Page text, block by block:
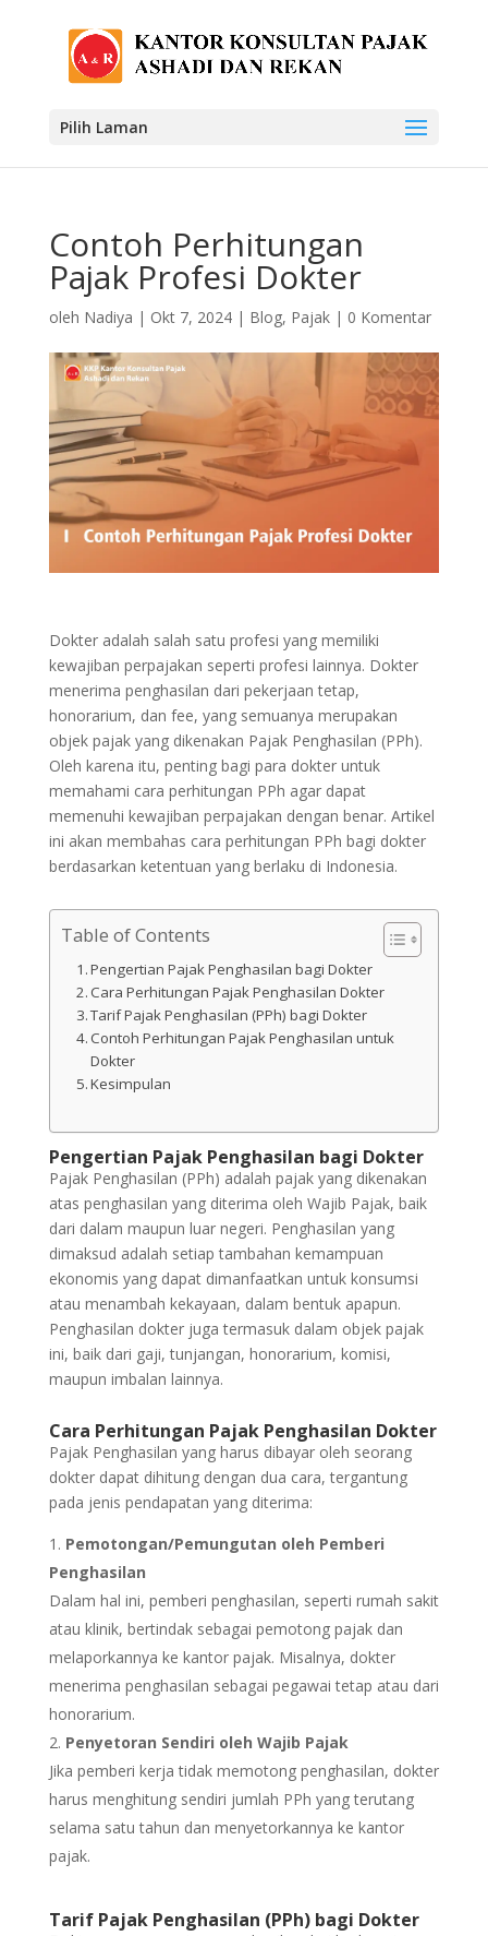
Pilih Laman
Contoh Perhitungan
Pajak Profesi Dokter
oleh Nadiya | Okt 7, 2024| Blog, Pajak| 0 Komentar
Dokter adalah salah satu profesi yang memiliki
kewajiban perpajakan seperti profesi lainnya. Dokter
menerima penghasilan dari pekerjaan tetap,
honorarium, dan fee, yang semuanya merupakan
objek pajak yang dikenakan Pajak Penghasilan (PPh).
Oleh karena itu, penting bagi para dokter untuk
memahami cara perhitungan PPh agar dapat
memenuhi kewajiban perpajakan dengan benar. Artikel
ini akan membahas cara perhitungan PPh bagi dokter
berdasarkan ketentuan yang berlaku di Indonesia.
Table of Contents
Pengertian Pajak Penghasilan bagi Dokter
Cara Perhitungan Pajak Penghasilan Dokter
Tarif Pajak Penghasilan (PPh) bagi Dokter
Contoh Perhitungan Pajak Penghasilan untuk
Dokter
Kesimpulan
Pengertian Pajak Penghasilan bagi Dokter
Pajak Penghasilan (PPh) adalah pajak yang dikenakan
atas penghasilan yang diterima oleh Wajib Pajak, baik
dari dalam maupun luar negeri. Penghasilan yang
dimaksud adalah setiap tambahan kemampuan
ekonomis yang dapat dimanfaatkan untuk konsumsi
atau menambah kekayaan, dalam bentuk apapun.
Penghasilan dokter juga termasuk dalam objek pajak
ini, baik dari gaji, tunjangan, honorarium, komisi,
maupun imbalan lainnya.
Cara Perhitungan Pajak Penghasilan Dokter
Pajak Penghasilan yang harus dibayar oleh seorang
dokter dapat dihitung dengan dua cara, tergantung
pada jenis pendapatan yang diterima:
Pemotongan/Pemungutan oleh Pemberi
Penghasilan
Dalam hal ini, pemberi penghasilan, seperti rumah sakit
atau klinik, bertindak sebagai pemotong pajak dan
melaporkannya ke kantor pajak. Misalnya, dokter
menerima penghasilan sebagai pegawai tetap atau dari
honorarium.
Penyetoran Sendiri oleh Wajib Pajak
Jika pemberi kerja tidak memotong penghasilan, dokter
harus menghitung sendiri jumlah PPh yang terutang
selama satu tahun dan menyetorkannya ke kantor
pajak.
Tarif Pajak Penghasilan (PPh) bagi Dokter